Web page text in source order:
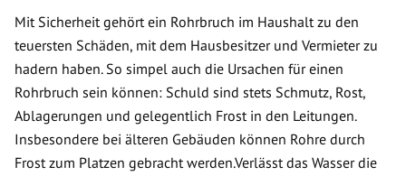
Mit Sicherheit gehört ein Rohrbruch im Haushalt zu den
teuersten Schäden, mit dem Hausbesitzer und Vermieter zu
hadern haben. So simpel auch die Ursachen für einen
Rohrbruch sein können: Schuld sind stets Schmutz, Rost,
Ablagerungen und gelegentlich Frost in den Leitungen.
Insbesondere bei älteren Gebäuden können Rohre durch
Frost zum Platzen gebracht werden.Verlässt das Wasser die